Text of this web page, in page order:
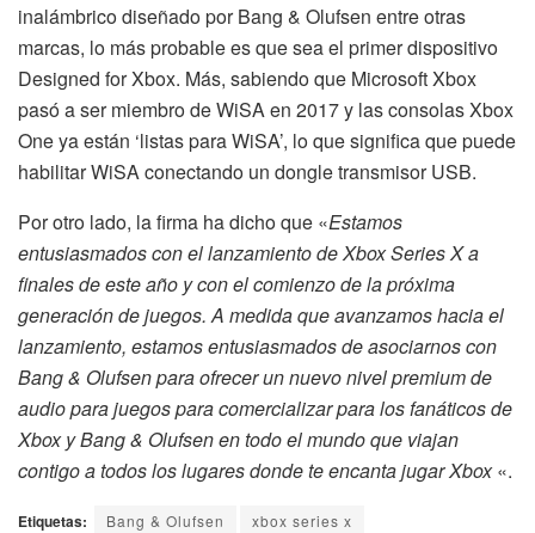
inalámbrico diseñado por Bang & Olufsen entre otras
marcas, lo más probable es que sea el primer dispositivo
Designed for Xbox. Más, sabiendo que Microsoft Xbox
pasó a ser miembro de WiSA en 2017 y las consolas Xbox
One ya están ‘listas para WiSA’, lo que significa que puede
habilitar WiSA conectando un dongle transmisor USB.
Por otro lado, la firma ha dicho que «Estamos
entusiasmados con el lanzamiento de Xbox Series X a
finales de este año y con el comienzo de la próxima
generación de juegos. A medida que avanzamos hacia el
lanzamiento, estamos entusiasmados de asociarnos con
Bang & Olufsen para ofrecer un nuevo nivel premium de
audio para juegos para comercializar para los fanáticos de
Xbox y Bang & Olufsen en todo el mundo que viajan
contigo a todos los lugares donde te encanta jugar Xbox«.
Etiquetas: Bang & Olufsen xbox series x